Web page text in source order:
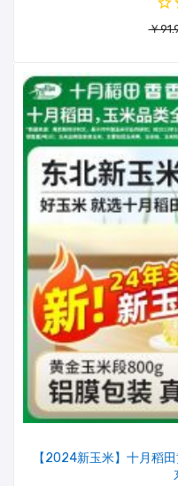
￥
【2024新玉米】十月稻